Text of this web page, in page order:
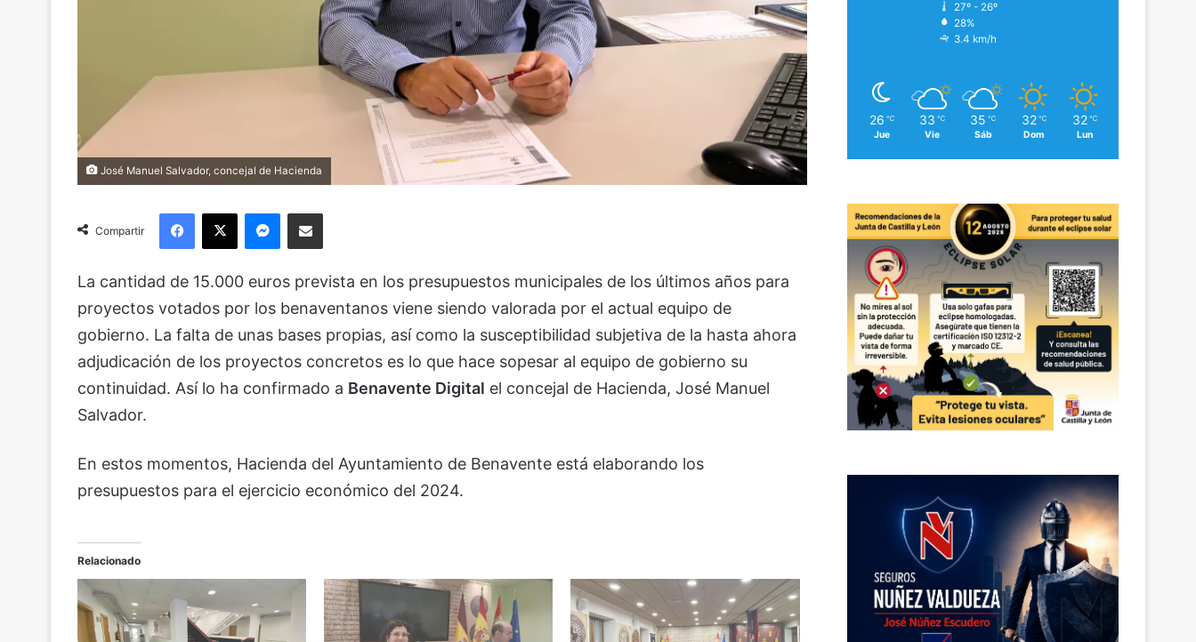
José Manuel Salvador, concejal de Hacienda
Compartir
Facebook
X Messenger
Compartir via Email
La cantidad de 15.000 euros prevista en los presupuestos municipales de los últimos años para
proyectos votados por los benaventanos viene siendo valorada por el actual equipo de
gobierno. La falta de unas bases propias, así como la susceptibilidad subjetiva de la hasta ahora
adjudicación de los proyectos concretos es lo que hace sopesar al equipo de gobierno su
continuidad. Así lo ha confirmado a Benavente Digital el concejal de Hacienda, José Manuel
Salvador.
En estos momentos, Hacienda del Ayuntamiento de Benavente está elaborando los
presupuestos para el ejercicio económico del 2024.
Relacionado
27º - 26º
28%
3.4 km/h
26 ℃
Jue
33 ℃
Vie
35 ℃
Sáb
32 ℃
Dom
32 ℃
Lun